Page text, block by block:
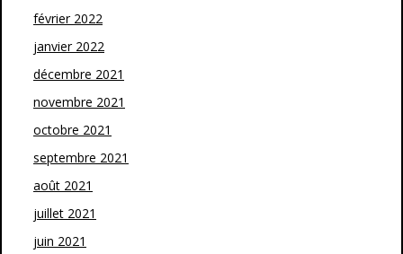
février 2022
janvier 2022
décembre 2021
novembre 2021
octobre 2021
septembre 2021
août 2021
juillet 2021
juin 2021